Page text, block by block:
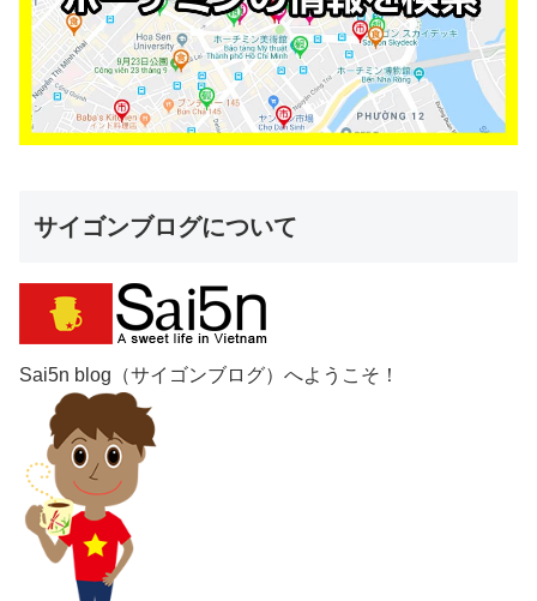
サイゴンブログについて
Sai5n blog（サイゴンブログ）へようこそ！